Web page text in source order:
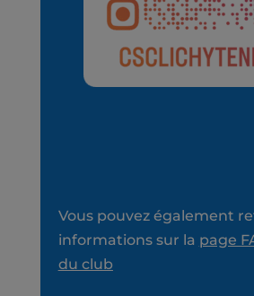
Vous pouvez également
informations sur la page
du club